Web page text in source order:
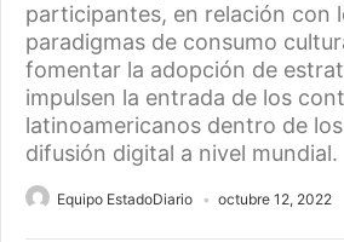
participantes, en relación con
paradigmas de consumo
fomentar la adopción de
impulsen la entrada de los
latinoamericanos dentro de
difusión digital a nivel mundial.
Equipo EstadoDiario octubre 12, 2022